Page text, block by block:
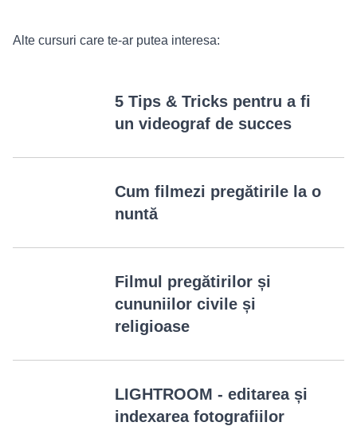
Compatibilitate și setări recomandate
aceste LUT-uri pot fi utilizate și pe alte camere cu gamă de
culoare Rec/709. Setările specifice pentru camerele Sony
Setările optime pentru Sony A73
Setările optime pentru Sony A7S3 sau A74
Alte cursuri care te-ar putea interesa:
5 Tips & Tricks pentru a fi
un videograf de succes
Cum filmezi pregătirile la o
nuntă
Filmul pregătirilor și
cununiilor civile și
religioase
LIGHTROOM - editarea și
indexarea fotografiilor